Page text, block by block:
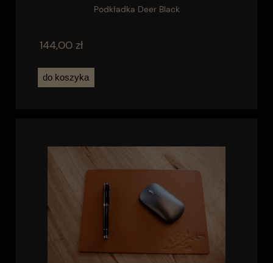
Podkładka Deer Black
144,00 zł
do koszyka